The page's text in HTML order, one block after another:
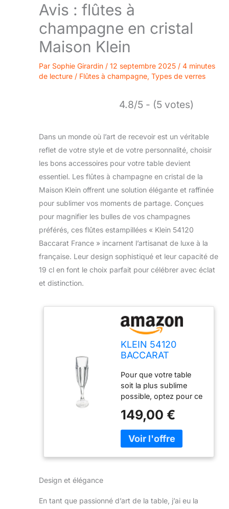
Avis : flûtes à
champagne en cristal
Maison Klein
Par Sophie Girardin / 12 septembre 2025 / 4 minutes
de lecture / Flûtes à champagne, Types de verres
4.8/5 - (5 votes)
Dans un monde où l’art de recevoir est un véritable
reflet de votre style et de votre personnalité, choisir
les bons accessoires pour votre table devient
essentiel. Les flûtes à champagne en cristal de la
Maison Klein offrent une solution élégante et raffinée
pour sublimer vos moments de partage. Conçues
pour magnifier les bulles de vos champagnes
préférés, ces flûtes estampillées « Klein 54120
Baccarat France » incarnent l’artisanat de luxe à la
française. Leur design sophistiqué et leur capacité de
19 cl en font le choix parfait pour célébrer avec éclat
et distinction.
KLEIN 54120
BACCARAT
Champagne en
Cristal - Service
Royal (19 cl) - Art
de la Table -
Maison Klein -
Artisan du Cristal -
Coffret Cadeau -
Pour que votre table
soit la plus sublime
possible, optez pour ce
flûtes à champagne en
cristal. Contenance : 19
cl - Hauteur : 19 cm -
Largeur : 8 cm Leur
forme évasée est
complète des arômes
149,00 €
Design et élégance
En tant que passionné d’art de la table, j’ai eu la